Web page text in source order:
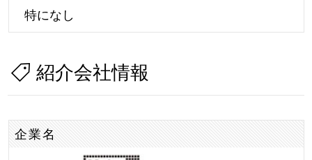
特になし
紹介会社情報
企業名